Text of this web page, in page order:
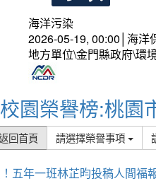
海洋污染
2026-05-19, 00:00│海洋
地方單位\金門縣政府\環
校園榮譽榜:桃園
回首頁 請選擇榮譽事項
五年一班林芷昀投稿人間福